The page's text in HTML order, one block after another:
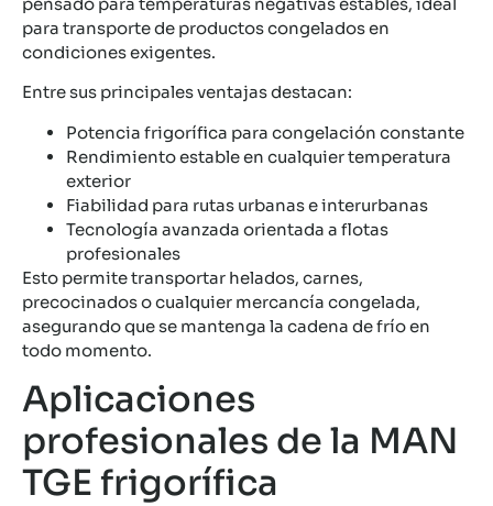
para transporte de productos congelados en
condiciones exigentes.
Entre sus principales ventajas destacan:
Potencia frigorífica para congelación constante
Rendimiento estable en cualquier temperatura
exterior
Fiabilidad para rutas urbanas e interurbanas
Tecnología avanzada orientada a flotas
profesionales
Esto permite transportar helados, carnes,
precocinados o cualquier mercancía congelada,
asegurando que se mantenga la cadena de frío en
todo momento.
Aplicaciones
profesionales de la MAN
TGE frigorífica